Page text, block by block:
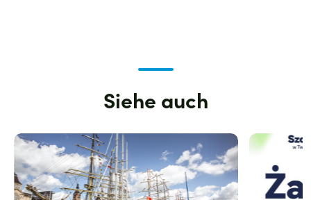
Siehe auch
Zdjęcie Zdjęcie